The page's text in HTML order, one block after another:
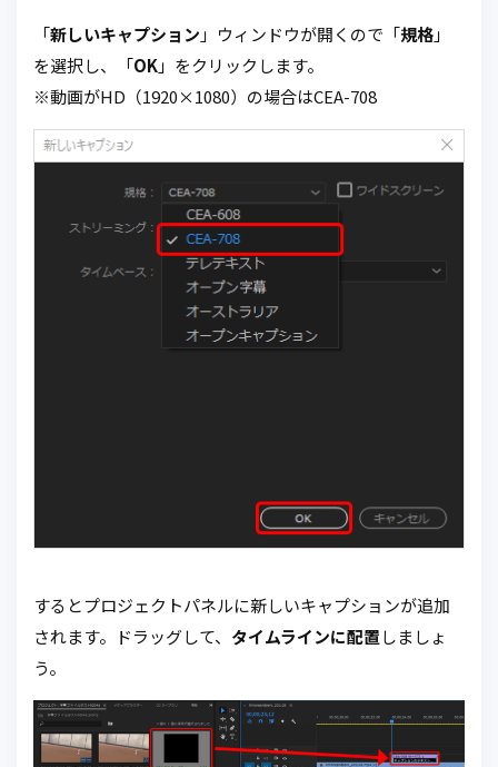
「新しいキャプション 」ウィンドウが開くので「規格」
を選択し、「OK」をクリックします。
※動画がHD（1920×1080）の場合はCEA-708
するとプロジェクトパネルに新しいキャプションが追加
されます。ドラッグして、 タイムラインに配置しましょ
う。